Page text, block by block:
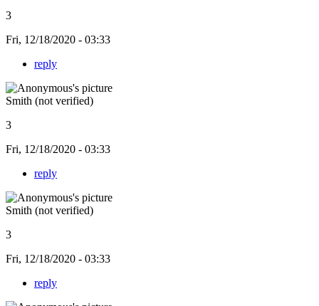
3
Fri, 12/18/2020 - 03:33
reply
Smith (not verified)
3
Fri, 12/18/2020 - 03:33
reply
Smith (not verified)
3
Fri, 12/18/2020 - 03:33
reply